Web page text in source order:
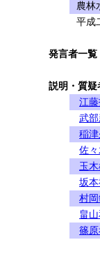
農林
平成
発言者一覧
説明・質疑
江
武
稲
佐
玉
坂
村
畠
篠